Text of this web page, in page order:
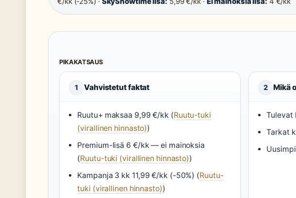
PIKAKATSAUS
1 Vahvistetut faktat
Ruutu+ maksaa 9,99 €/kk (Ruutu-tuki
(virallinen hinnasto))
Premium-lisä 6 €/kk — ei mainoksia
(Ruutu-tuki (virallinen hinnasto))
Kampanja 3 kk 11,99 €/kk (-50%) (Ruutu-
tuki (virallinen hinnasto))
2 Mikä
Tulevat
Tarkat